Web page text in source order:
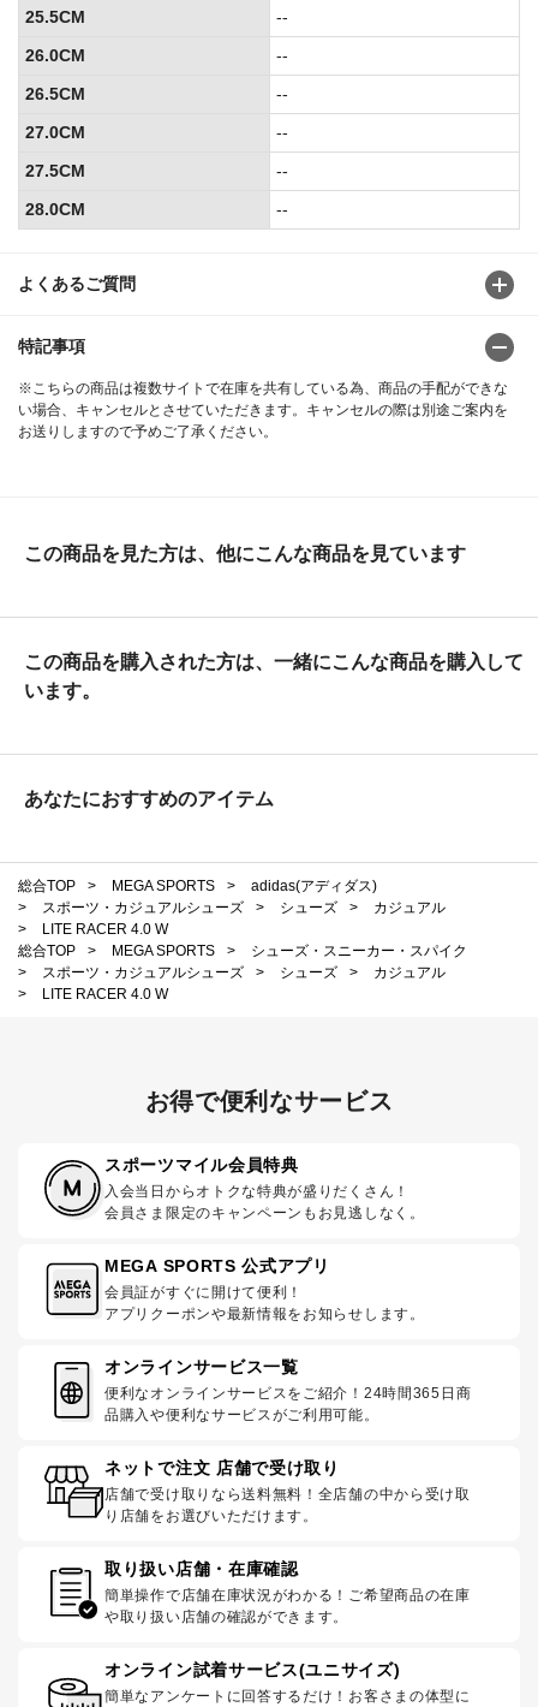
よくあるご質問
特記事項
※こちらの商品は複数サイトで在庫を共有している為、商品の手配ができな
い場合、キャンセルとさせていただきます。キャンセルの際は別途ご案内を
お送りしますので予めご了承ください。
25.5CM
--
26.0CM
--
26.5CM
--
27.0CM
--
27.5CM
--
28.0CM
--
この商品を見た方は、他にこんな商品を見ています
この商品を購入された方は、一緒にこんな商品を購入して
います。
あなたにおすすめのアイテム
総合TOP > MEGA SPORTS >
adidas(アディダス)
>
スポーツ・カジュアルシューズ > シューズ >
カジュアル
>
LITE RACER 4.0 W
総合TOP
> MEGA SPORTS >
シューズ・スニーカー・スパイク
>
スポーツ・カジュアルシューズ > シューズ >
カジュアル
>
LITE RACER 4.0 W
お得で便利なサービス
スポーツマイル会員特典
入会当日からオトクな特典が盛りだくさん！
会員さま限定のキャンペーンもお見逃しなく。
MEGA SPORTS 公式アプリ
会員証がすぐに開けて便利！
アプリクーポンや最新情報をお知らせします。
オンラインサービス一覧
便利なオンラインサービスをご紹介！24時間365日商
品購入や便利なサービスがご利用可能。
ネットで注文 店舗で受け取り
店舗で受け取りなら送料無料！全店舗の中から受け取
り店舗をお選びいただけます。
取り扱い店舗・在庫確認
簡単操作で店舗在庫状況がわかる！ご希望商品の在庫
や取り扱い店舗の確認ができます。
オンライン試着サービス(ユニサイズ)
簡単なアンケートに回答するだけ！お客さまの体型に